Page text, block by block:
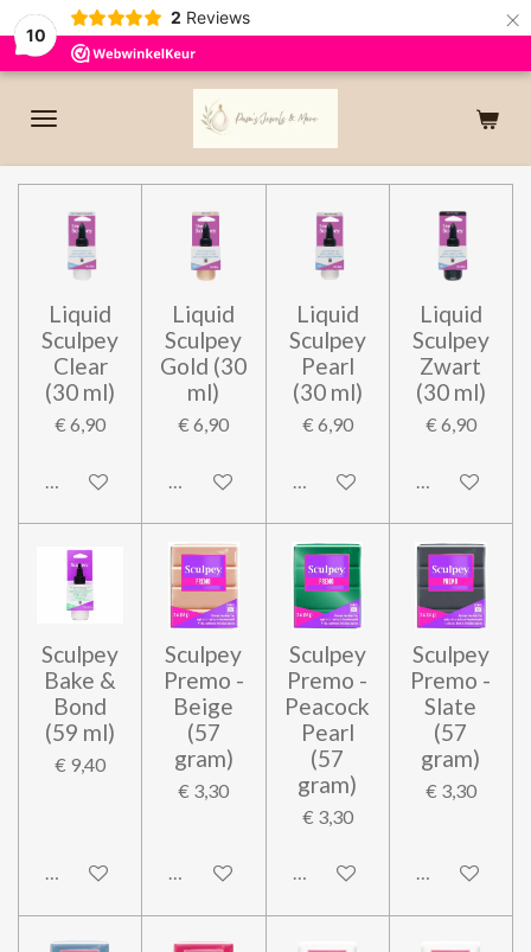
10
2 Reviews ×
Liquid
Sculpey
Clear
(30 ml)
€ 6,90
In winkelwagen
Liquid
Sculpey
Gold (30
ml)
€ 6,90
In winkelwagen
Liquid
Sculpey
Pearl
(30 ml)
€ 6,90
In winkelwagen
Liquid
Sculpey
Zwart
(30 ml)
€ 6,90
In
Sculpey
Bake &
Bond
(59 ml)
€ 9,40
In winkelwagen
Sculpey
Premo -
Beige
(57
gram)
€ 3,30
In winkelwagen
Sculpey
Premo -
Peacock
Pearl
(57
gram)
€ 3,30
In winkelwagen
Sculpey
Premo -
Slate
(57
gram)
€ 3,30
In